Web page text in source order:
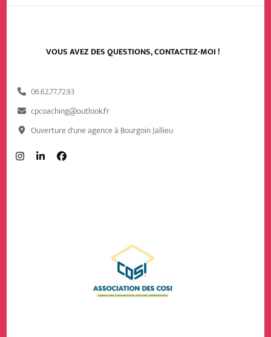
VOUS AVEZ DES QUESTIONS, CONTACTEZ-MOI !
06.62.77.72.93
cpcoaching@outlook.fr
Ouverture d'une agence à Bourgoin Jallieu